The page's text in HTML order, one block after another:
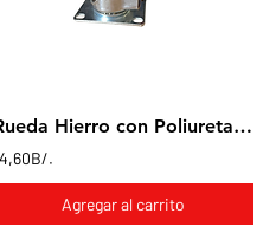
Rueda Hierro con Poliuretano en base giratoria 4x1"
.
Agregar al carrito